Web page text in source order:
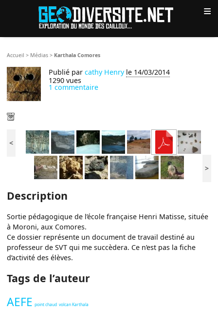
≡
Accueil > Médias > Karthala Comores
Publié parcathy Henry le 14/03/2014
1290 vues
1 commentaire
<
>
Description
Sortie pédagogique de l’école française Henri Matisse, située
à Moroni, aux Comores.
Ce dossier représente un document de travail destiné au
professeur de SVT qui me succèdera. Ce n’est pas la fiche
d’activité des élèves.
Tags de l’auteur
AEFE point chaud volcan Karthala